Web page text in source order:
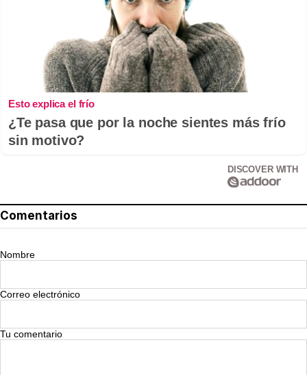
Esto explica el frío
¿Te pasa que por la noche sientes más frío
sin motivo?
DISCOVER WITH
Comentarios
Nombre
Correo electrónico
Tu comentario